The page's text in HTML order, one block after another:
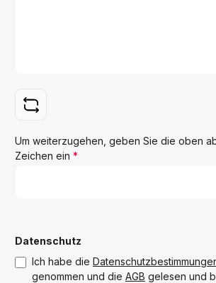
Um weiterzugehen, geben Sie die oben
Zeichen ein *
Datenschutz
Ich habe die
genommen und die AGB gelesen und